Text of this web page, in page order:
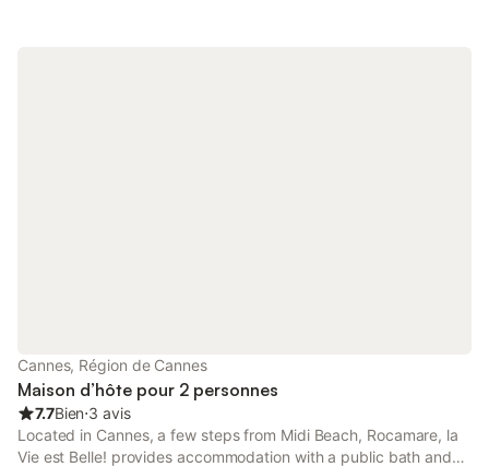
Cannes, Région de Cannes
Maison d’hôte pour 2 personnes
7.7Bien⋅3 avis
Located in Cannes, a few steps from Midi Beach, Rocamare, la
Vie est Belle! provides accommodation with a public bath and